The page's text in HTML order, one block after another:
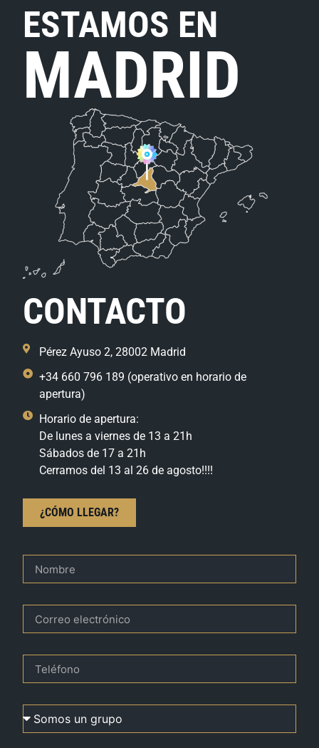
ESTAMOS EN
MADRID
CONTACTO
Pérez Ayuso 2, 28002 Madrid
+34 660 796 189 (operativo en horario de
apertura)
Horario de apertura:
De lunes a viernes de 13 a 21h
Sábados de 17 a 21h
Cerramos del 13 al 26 de agosto!!!!
¿CÓMO LLEGAR?